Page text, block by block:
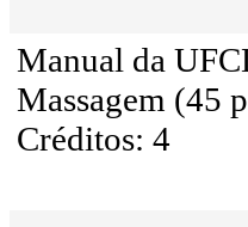
Manual da
Massagem (45
Créditos: 4